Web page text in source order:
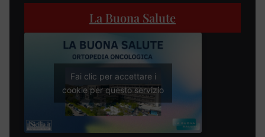
La Buona Salute
Fai clic per accettare i
cookie per questo servizio